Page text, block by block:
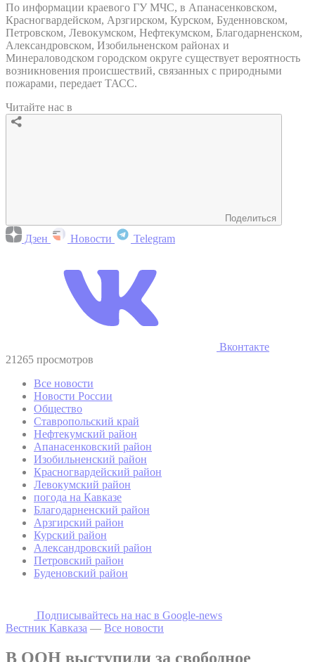
По информации краевого ГУ МЧС, в Апанасенковском,
Красногвардейском, Арзгирском, Курском, Буденновском,
Петровском, Левокумском, Нефтекумском, Благодарненском,
Александровском, Изобильненском районах и
Минераловодском городском округе существует вероятность
возникновения происшествий, связанных с природными
пожарами, передает ТАСС.
Читайте нас в
Поделиться
Дзен Новости Telegram
Вконтакте
21265 просмотров
Все новости
Новости России
Общество
Ставропольский край
Нефтекумский район
Апанасенковский район
Изобильненский район
Красногвардейский район
Левокумский район
погода на Кавказе
Благодарненский район
Арзгирский район
Курский район
Александровский район
Петровский район
Буденовский район
Подписывайтесь на наc в Google-news
Вестник Кавказа — Все новости
В ООН выступили за свободное